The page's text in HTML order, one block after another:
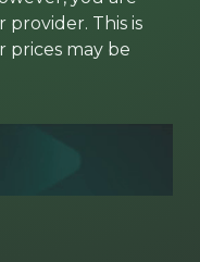
This is
prices may be